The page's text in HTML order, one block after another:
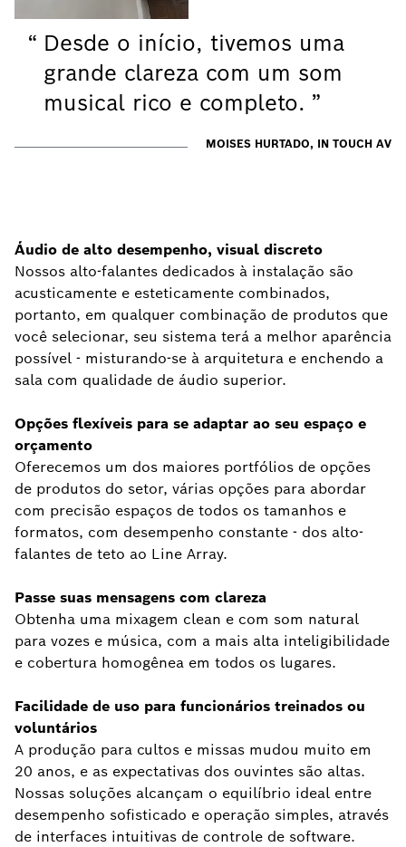
Desde o início, tivemos uma
grande clareza com um som
musical rico e completo.
MOISES HURTADO, IN TOUCH AV
Áudio de alto desempenho, visual discreto
Nossos alto-falantes dedicados à instalação são
acusticamente e esteticamente combinados,
portanto, em qualquer combinação de produtos que
você selecionar, seu sistema terá a melhor aparência
possível - misturando-se à arquitetura e enchendo a
sala com qualidade de áudio superior.
Opções flexíveis para se adaptar ao seu espaço e
orçamento
Oferecemos um dos maiores portfólios de opções
de produtos do setor, várias opções para abordar
com precisão espaços de todos os tamanhos e
formatos, com desempenho constante - dos alto-
falantes de teto ao Line Array.
Passe suas mensagens com clareza
Obtenha uma mixagem clean e com som natural
para vozes e música, com a mais alta inteligibilidade
e cobertura homogênea em todos os lugares.
Facilidade de uso para funcionários treinados ou
voluntários
A produção para cultos e missas mudou muito em
20 anos, e as expectativas dos ouvintes são altas.
Nossas soluções alcançam o equilíbrio ideal entre
desempenho sofisticado e operação simples, através
de interfaces intuitivas de controle de software.